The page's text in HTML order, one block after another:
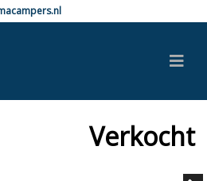
Verkocht